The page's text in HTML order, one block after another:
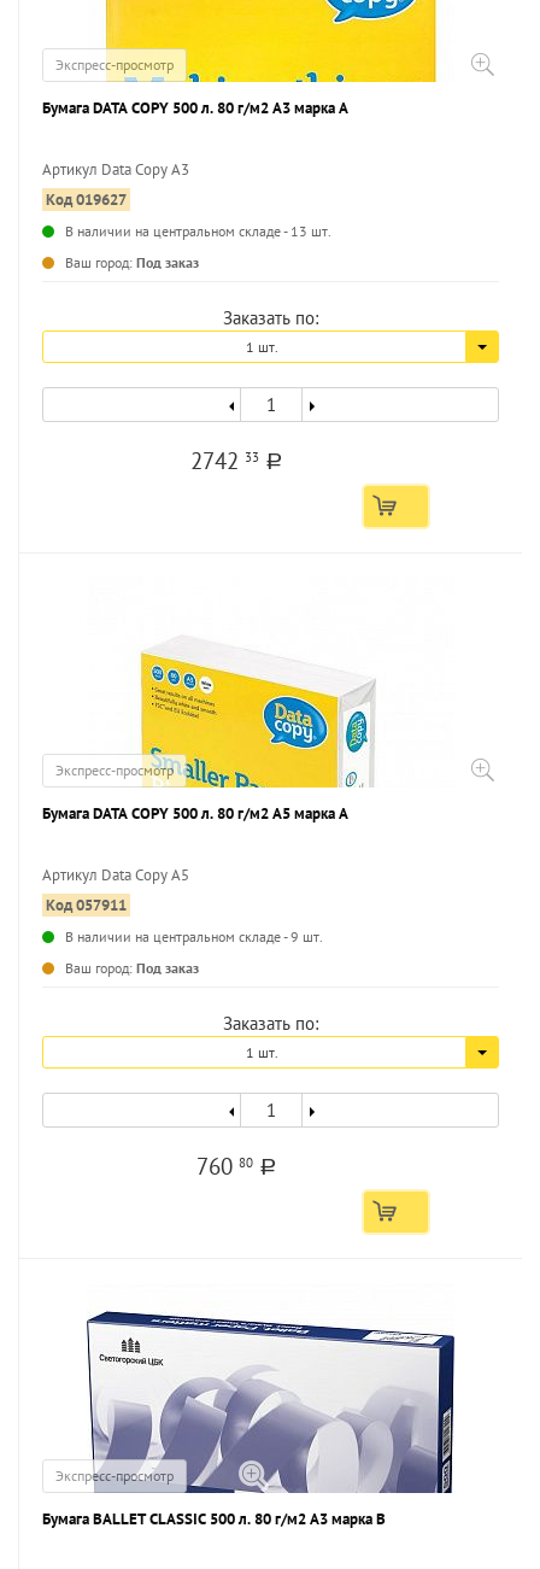
Экспресс-просмотр
Бумага DATA COPY 500 л. 80 г/м2 А3 марка А
Артикул Data Copy А3
Код 019627
В наличии на центральном складе - 13 шт.
Ваш город: Под заказ
Заказать по:
1 шт.
2742 33 a
Экспресс-просмотр
Бумага DATA COPY 500 л. 80 г/м2 А5 марка А
Артикул Data Copy A5
Код 057911
В наличии на центральном складе - 9 шт.
Ваш город: Под заказ
Заказать по:
1 шт.
76080 a
Экспресс-просмотр
Бумага BALLET CLASSIC 500 л. 80 г/м2 А3 марка В